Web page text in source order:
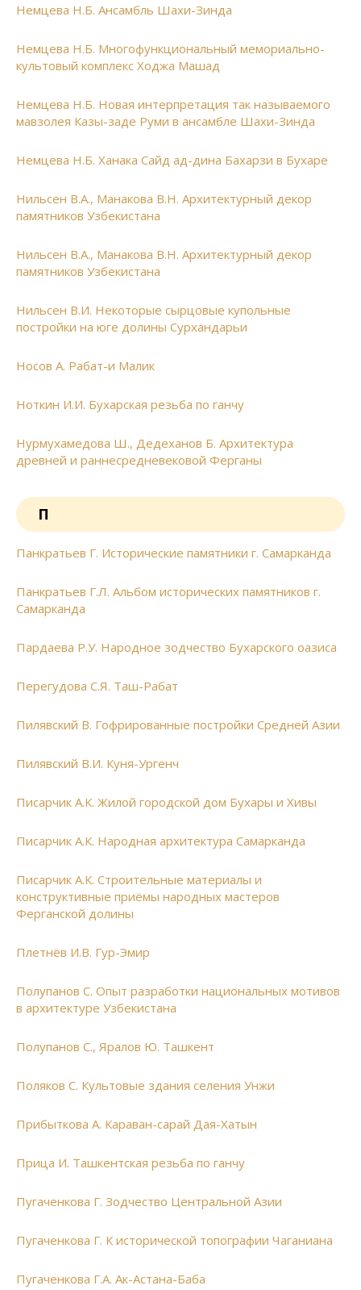
Немцева Н.Б. Ансамбль Шахи-Зинда
Немцева Н.Б. Многофункциональный мемориально-
культовый комплекс Ходжа Машад
Немцева Н.Б. Новая интерпретация так называемого
мавзолея Казы-заде Руми в ансамбле Шахи-Зинда
Немцева Н.Б. Ханака Сайд ад-дина Бахарзи в Бухаре
Нильсен В.А., Манакова В.Н. Архитектурный декор
памятников Узбекистана
Нильсен В.А., Манакова В.Н. Архитектурный декор
памятников Узбекистана
Нильсен В.И. Некоторые сырцовые купольные
постройки на юге долины Сурхандарьи
Носов А. Рабат-и Малик
Ноткин И.И. Бухарская резьба по ганчу
Нурмухамедова Ш., Дедеханов Б. Архитектура
древней и раннесредневековой Ферганы
П
Панкратьев Г. Исторические памятники г. Самарканда
Панкратьев Г.Л. Альбом исторических памятников г.
Самарканда
Пардаева Р.У. Народное зодчество Бухарского оазиса
Перегудова С.Я. Таш-Рабат
Пилявский В. Гофрированные постройки Средней Азии
Пилявский В.И. Куня-Ургенч
Писарчик А.К. Жилой городской дом Бухары и Хивы
Писарчик А.К. Народная архитектура Самарканда
Писарчик А.К. Строительные материалы и
конструктивные приёмы народных мастеров
Ферганской долины
Плетнёв И.В. Гур-Эмир
Полупанов С. Опыт разработки национальных мотивов
в архитектуре Узбекистана
Полупанов С., Яралов Ю. Ташкент
Поляков С. Культовые здания селения Унжи
Прибыткова А. Караван-сарай Дая-Хатын
Прица И. Ташкентская резьба по ганчу
Пугаченкова Г. Зодчество Центральной Азии
Пугаченкова Г. К исторической топографии Чаганиана
Пугаченкова Г.А. Ак-Астана-Баба